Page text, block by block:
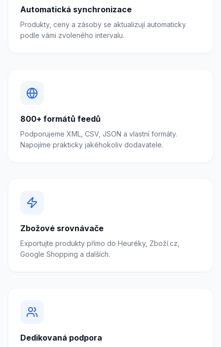
Automatická synchronizace
Produkty, ceny a zásoby se aktualizují automaticky
podle vámi zvoleného intervalu.
800+ formátů feedů
Podporujeme XML, CSV, JSON a vlastní formáty.
Napojíme prakticky jakéhokoliv dodavatele.
Zbožové srovnávače
Exportujte produkty přímo do Heuréky, Zboží.cz,
Google Shopping a dalších.
Dedikovaná podpora